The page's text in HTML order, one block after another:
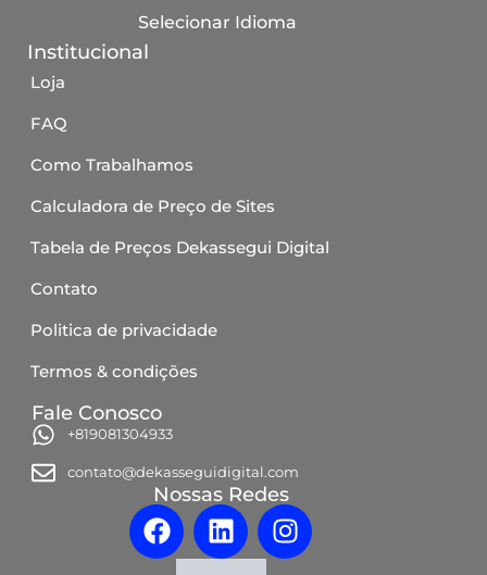
Selecionar Idioma
Institucional
Loja
FAQ
Como Trabalhamos
Calculadora de Preço de Sites
Tabela de Preços Dekassegui Digital
Contato
Politica de privacidade
Termos & condições
Fale Conosco
+819081304933
contato@dekasseguidigital.com
Nossas Redes